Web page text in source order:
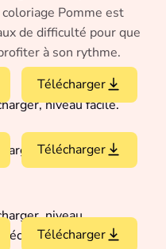
Pomme est
de difficulté pour que
à son rythme.
Télécharger
Télécharger
Télécharger